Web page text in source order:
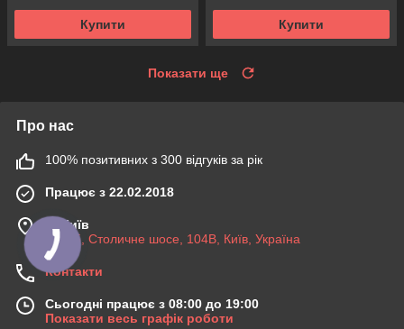
Купити Купити
Показати ще
Про нас
100% позитивних з 300 відгуків за рік
Працює з 22.02.2018
м. Київ
03045, Столичне шосе, 104B, Київ, Україна
Контакти
Сьогодні працює з 08:00 до 19:00
Показати весь графік роботи